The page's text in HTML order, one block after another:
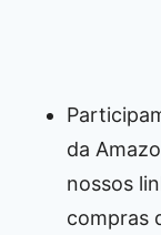
da
nossos
compras